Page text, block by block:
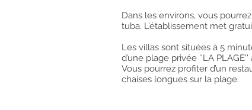
Dans les environs, vous
tuba. L’établissement met
Les villas sont situées à 5
d’une plage privée ''LA
Vous pourrez profiter d’un
chaises longues sur la plage.